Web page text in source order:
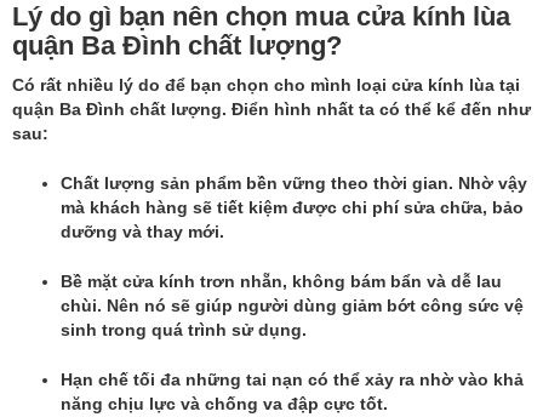
Lý do gì bạn nên chọn mua cửa kính lùa
quận Ba Đình chất lượng?
Có rất nhiều lý do để bạn chọn cho mình loại cửa kính lùa tại
quận Ba Đình chất lượng. Điển hình nhất ta có thể kể đến như
sau:
Chất lượng sản phẩm bền vững theo thời gian. Nhờ vậy
mà khách hàng sẽ tiết kiệm được chi phí sửa chữa, bảo
dưỡng và thay mới.
Bề mặt cửa kính trơn nhẵn, không bám bẩn và dễ lau
chùi. Nên nó sẽ giúp người dùng giảm bớt công sức vệ
sinh trong quá trình sử dụng.
Hạn chế tối đa những tai nạn có thể xảy ra nhờ vào khả
năng chịu lực và chống va đập cực tốt.